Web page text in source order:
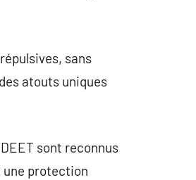
sans
atouts uniques
sont reconnus
une protection